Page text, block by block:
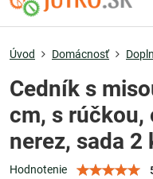
Úvod Domácnosť
Cedník s
cm, s rúčkou,
nerez, sada 2
Hodnotenie